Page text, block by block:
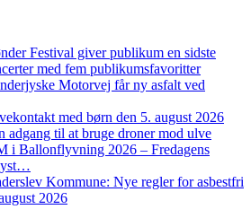
Festival giver publikum en sidste
med fem publikumsfavoritter
Motorvej får ny asfalt ved
med børn den 5. august 2026
adgang til at bruge droner mod ulve
i Ballonflyvning 2026 – Fredagens
Kommune: Nye regler for asbestfri
2026